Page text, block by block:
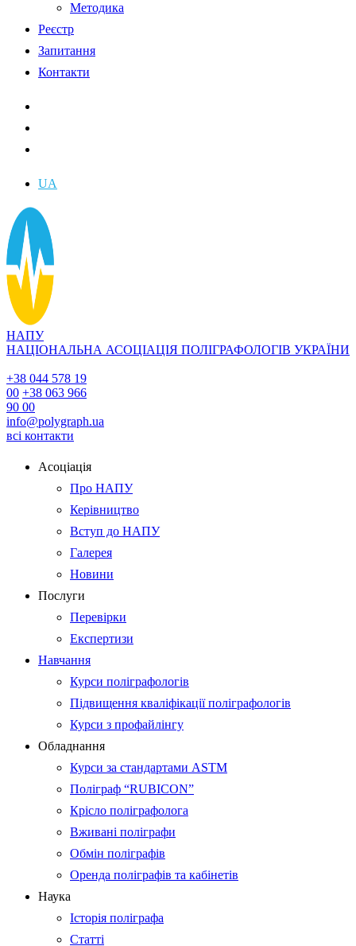
Методика
Реєстр
Запитання
Контакти
UA
НАПУ
НАЦІОНАЛЬНА АСОЦІАЦІЯ ПОЛІГРАФОЛОГІВ УКРАЇНИ
+38 044 578 19
00 +38 063 966
90 00
info@polygraph.ua
всі контакти
Асоціація
Про НАПУ
Керівництво
Вступ до НАПУ
Галерея
Новини
Послуги
Перевірки
Експертизи
Навчання
Курси поліграфологів
Підвищення кваліфікації поліграфологів
Курси з профайлінгу
Обладнання
Курси за стандартами ASTM
Поліграф “RUBICON”
Крісло поліграфолога
Вживані поліграфи
Обмін поліграфів
Оренда поліграфів та кабінетів
Наука
Історія поліграфа
Статті